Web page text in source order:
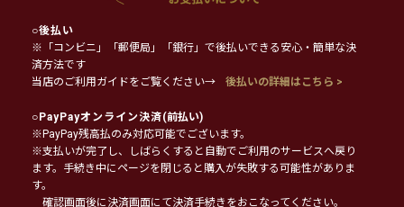
○後払い
※「コンビニ」「郵便局」「銀行」で後払いできる安心・簡単な決
済方法です
当店のご利用ガイドをご覧ください→
後払いの詳細はこちら >
○PayPayオンライン決済(前払い)
※PayPay残高払のみ対応可能でございます。
※支払いが完了し、しばらくすると自動でご利用のサービスへ戻り
ます。手続き中にページを閉じると購入が失敗する可能性がありま
す。
確認画面後に決済画面にて決済手続きをおこなってください。